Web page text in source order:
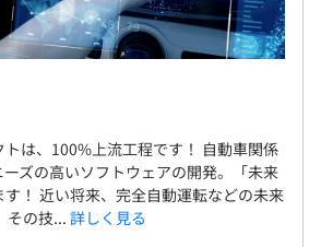
は、100%上流工程です！ 自動車関係
ズの高いソフトウェアの開発。「未来
！ 近い将来、完全自動運転などの未来
その技... 詳しく見る